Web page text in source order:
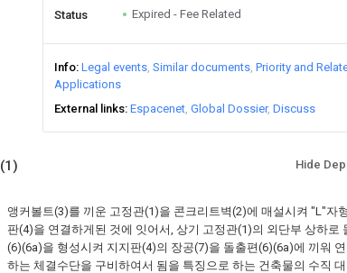
Status Expired - Fee Related
Info Legal events Similar documents Priority and
Applications
External links Espacenet Global Dossier Discuss
(1) Hide
앵커볼트(3)를 끼운 고정관(1)을 콘크리트벽(2)에 매설시켜 "L"자
판(4)을 연결하게된 것에 잇어서, 상기 고정관(1)의 외단부 상하로
(6)(6a)을 형성시켜 지지판(4)의 장공(7)을 돌출편(6)(6a)에 끼워
하는 체결수단을 구비하여서 됨을 특징으로 하는 건축물의 수직